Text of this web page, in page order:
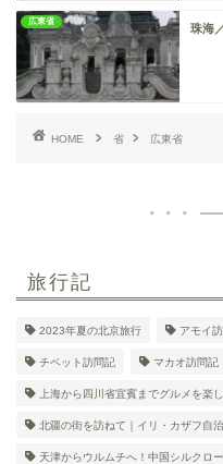
広東省
珠海
HOME 省 広東省
旅行記
2023年夏の北京旅行 アモイ
チベット訪問記 マカオ訪問記
上海から四川省宜賓までグルメを楽
北疆の街を訪ねて｜イリ・カザフ自
天津からウルムチへ！中国シルクロ